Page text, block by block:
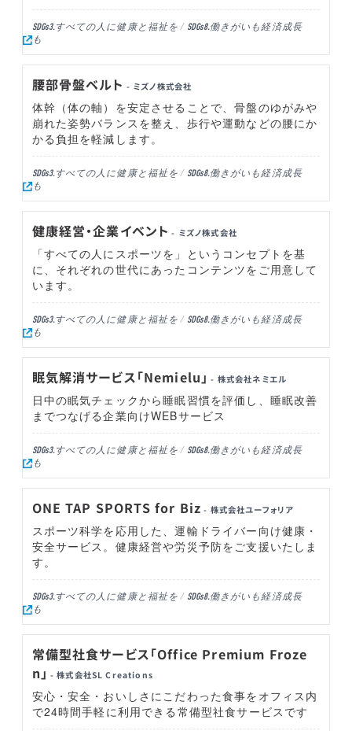
SDGs3.すべての人に健康と福祉を SDGs8.働きがいも経済成長
も
腰部骨盤ベルト - ミズノ株式会社
体幹（体の軸）を安定させることで、骨盤のゆがみや
崩れた姿勢バランスを整え、歩行や運動などの腰にか
かる負担を軽減します。
SDGs3.すべての人に健康と福祉を SDGs8.働きがいも経済成長
も
健康経営・企業イベント - ミズノ株式会社
「すべての人にスポーツを」というコンセプトを基
に、それぞれの世代にあったコンテンツをご用意して
います。
SDGs3.すべての人に健康と福祉を SDGs8.働きがいも経済成長
も
眠気解消サービス「Nemielu」 - 株式会社ネミエル
日中の眠気チェックから睡眠習慣を評価し、睡眠改善
までつなげる企業向けWEBサービス
SDGs3.すべての人に健康と福祉を SDGs8.働きがいも経済成長
も
ONE TAP SPORTS for Biz - 株式会社ユーフォリア
スポーツ科学を応用した、運輸ドライバー向け健康・
安全サービス。健康経営や労災予防をご支援いたしま
す。
SDGs3.すべての人に健康と福祉を SDGs8.働きがいも経済成長
も
常備型社食サービス「Office Premium Froze
n」 - 株式会社SL Creations
安心・安全・おいしさにこだわった食事をオフィス内
で24時間手軽に利用できる常備型社食サービスです